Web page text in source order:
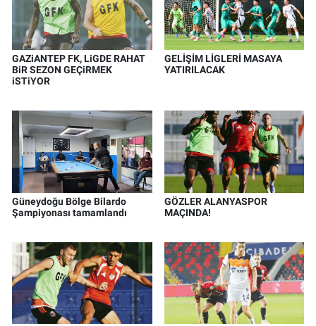
GAZiANTEP FK, LiGDE RAHAT
BiR SEZON GEÇiRMEK
iSTiYOR
GELİŞİM LİGLERİ MASAYA
YATIRILACAK
Güneydoğu Bölge Bilardo
Şampiyonası tamamlandı
GÖZLER ALANYASPOR
MAÇINDA!